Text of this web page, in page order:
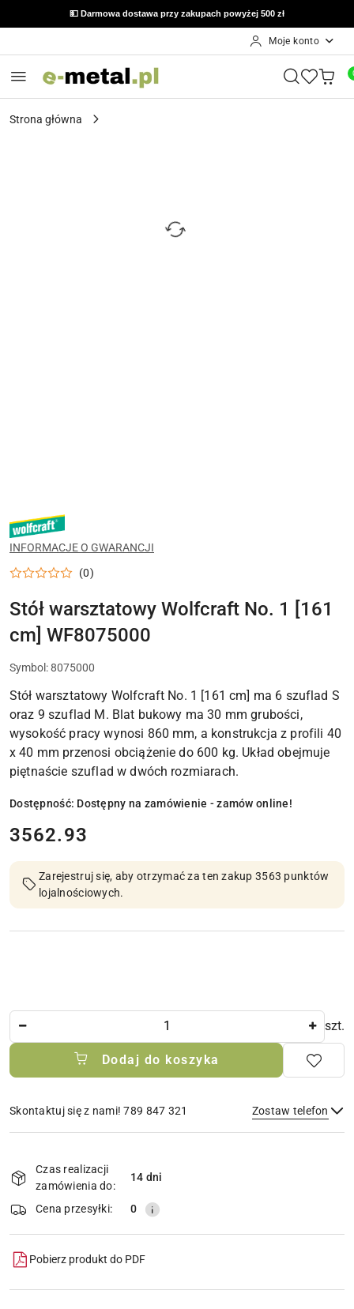
💵 Darmowa dostawa przy zakupach powyżej 500 zł
Moje konto
Strona główna
WOLFCRAFT
INFORMACJE O GWARANCJI
(0)
Stół warsztatowy Wolfcraft No. 1 [161
cm] WF8075000
Symbol:8075000
Stół warsztatowy Wolfcraft No. 1 [161 cm] ma 6 szuflad S
oraz 9 szuflad M. Blat bukowy ma 30 mm grubości,
wysokość pracy wynosi 860 mm, a konstrukcja z profili 40
x 40 mm przenosi obciążenie do 600 kg. Układ obejmuje
piętnaście szuflad w dwóch rozmiarach.
Dostępność: Dostępny na zamówienie - zamów online!
cena:
3562.93
Zarejestruj się, aby otrzymać za ten zakup 3563 punktów
lojalnościowych.
szt.
Dodaj do koszyka
Skontaktuj się z nami! 789 847 321 Zostaw telefon
Wyślij
dostawa
Czas realizacji
zamówienia do:
14 dni
Cena przesyłki: 0
Pobierz produkt do PDF